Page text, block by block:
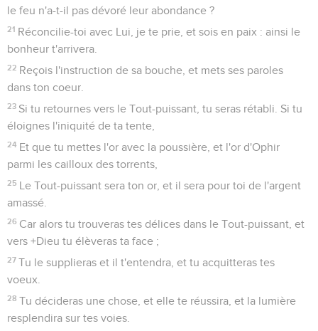
le feu n'a-t-il pas dévoré leur abondance ?
21 Réconcilie-toi avec Lui, je te prie, et sois en paix : ainsi le
bonheur t'arrivera.
22 Reçois l'instruction de sa bouche, et mets ses paroles
dans ton coeur.
23 Si tu retournes vers le Tout-puissant, tu seras rétabli. Si tu
éloignes l'iniquité de ta tente,
24 Et que tu mettes l'or avec la poussière, et l'or d'Ophir
parmi les cailloux des torrents,
25 Le Tout-puissant sera ton or, et il sera pour toi de l'argent
amassé.
26 Car alors tu trouveras tes délices dans le Tout-puissant, et
vers +Dieu tu élèveras ta face ;
27 Tu le supplieras et il t'entendra, et tu acquitteras tes
voeux.
28 Tu décideras une chose, et elle te réussira, et la lumière
resplendira sur tes voies.